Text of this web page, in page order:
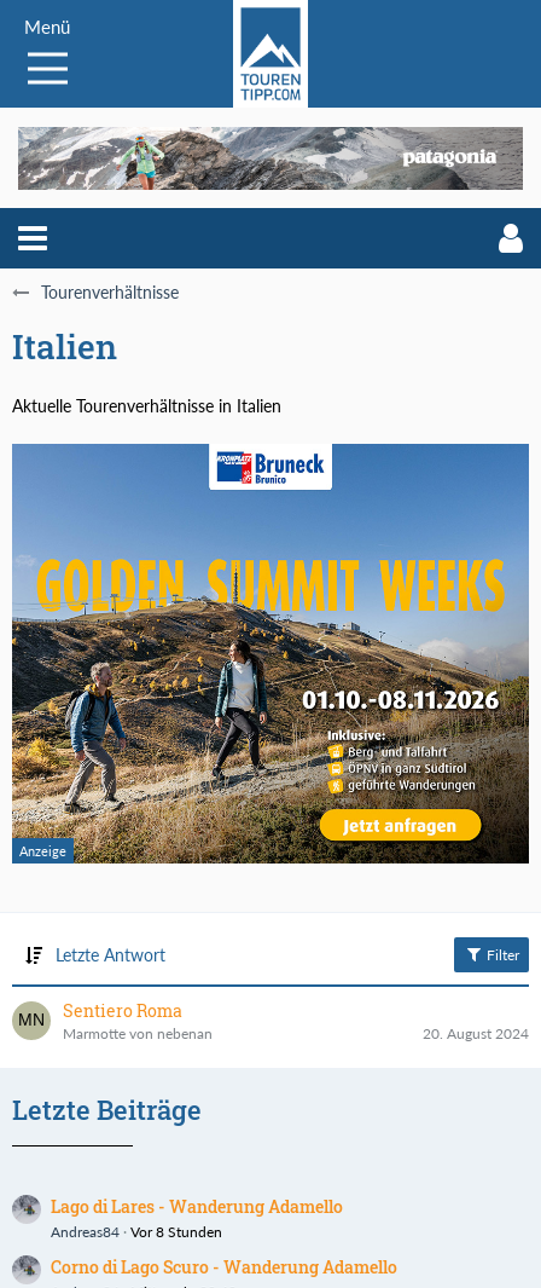
Menü
Tourenverhältnisse
Italien
Aktuelle Tourenverhältnisse in Italien
Letzte Antwort Filter
Sentiero Roma
Marmotte von nebenan 20. August 2024
Letzte Beiträge
Lago di Lares - Wanderung Adamello
Andreas84 Vor 8 Stunden
Corno di Lago Scuro - Wanderung Adamello